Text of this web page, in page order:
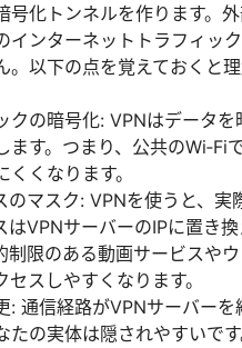
号化トンネルを作ります。
インターネットトラフィッ
。以下の点を覚えておくと
クの暗号化: VPNはデータを
ます。つまり、公共のWi‑Fi
くくなります。
のマスク: VPNを使うと、実
はVPNサーバーのIPに置き
制限のある動画サービスや
セスしやすくなります。
: 通信経路がVPNサーバーを
たの実体は隠されやすいです